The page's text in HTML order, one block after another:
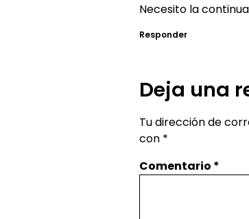
Necesito la
Responder
Deja una
Tu dirección de
con *
Comentario *